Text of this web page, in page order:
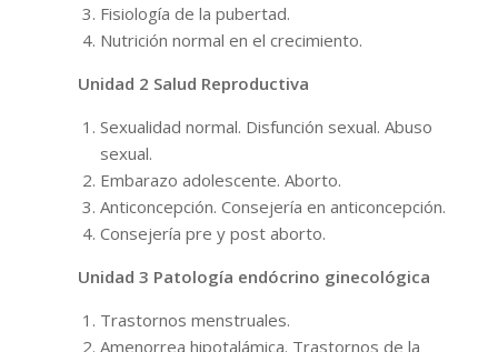
Fisiología de la pubertad.
Nutrición normal en el crecimiento.
Unidad 2 Salud Reproductiva
Sexualidad normal. Disfunción sexual. Abuso
sexual.
Embarazo adolescente. Aborto.
Anticoncepción. Consejería en anticoncepción.
Consejería pre y post aborto.
Unidad 3 Patología endócrino ginecológica
Trastornos menstruales.
Amenorrea hipotalámica. Trastornos de la